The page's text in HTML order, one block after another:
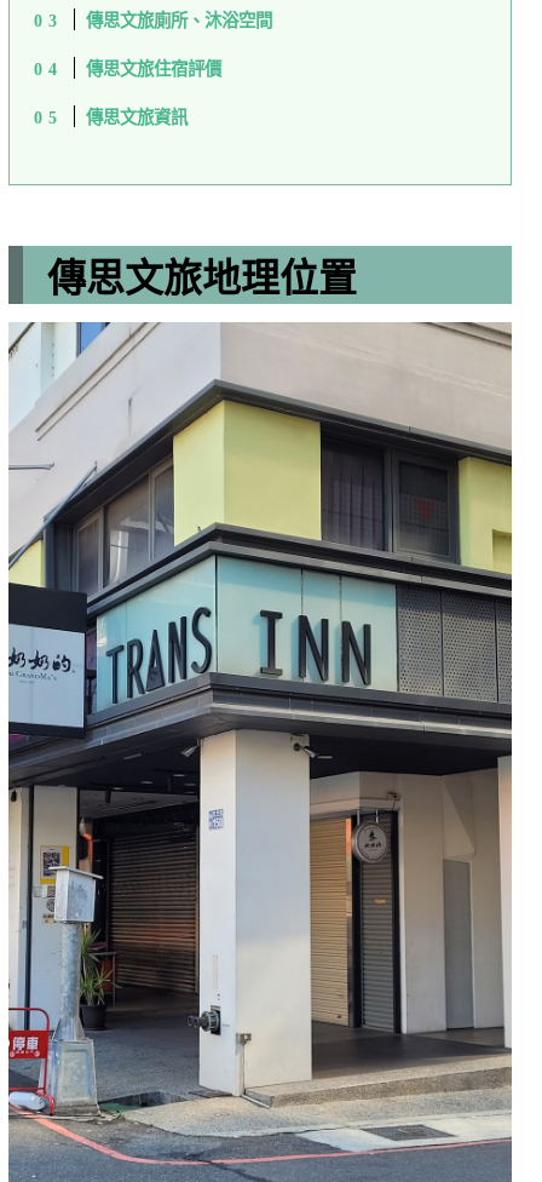
傳思文旅廁所、沐浴空間
傳思文旅住宿評價
傳思文旅資訊
傳思文旅地理位置